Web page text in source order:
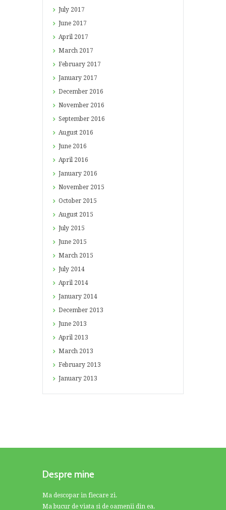
July 2017
June 2017
April 2017
March 2017
February 2017
January 2017
December 2016
November 2016
September 2016
August 2016
June 2016
April 2016
January 2016
November 2015
October 2015
August 2015
July 2015
June 2015
March 2015
July 2014
April 2014
January 2014
December 2013
June 2013
April 2013
March 2013
February 2013
January 2013
Despre mine
Ma descopar in fiecare zi.
Ma bucur de viata si de oamenii din ea.